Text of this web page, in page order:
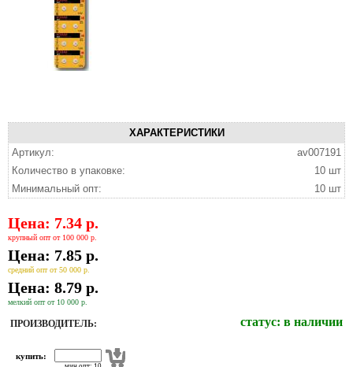
ХАРАКТЕРИСТИКИ
Артикул:
av007191
Количество в упаковке:
10 шт
Минимальный опт:
10 шт
Цена: 7.34 р.
крупный опт от 100 000 р.
Цена: 7.85 р.
средний опт от 50 000 р.
Цена: 8.79 р.
мелкий опт от 10 000 р.
ПРОИЗВОДИТЕЛЬ: статус: в наличии
купить: